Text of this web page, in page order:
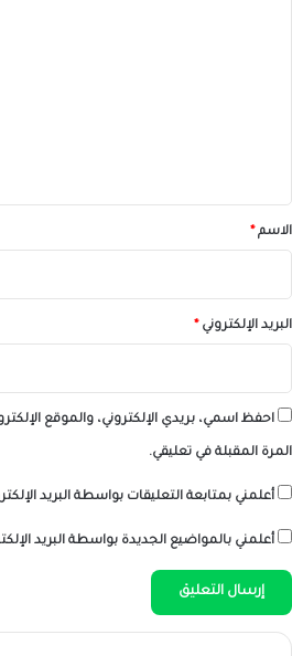
*الاسم*
البريد الإلكتروني*
احفظ اسمي، بريدي الإلكتروني، والموقع
المرة المقبلة في تعليقي.
أعلمني بمتابعة التعليقات بواسطة البريد
أعلمني بالمواضيع الجديدة بواسطة البريد